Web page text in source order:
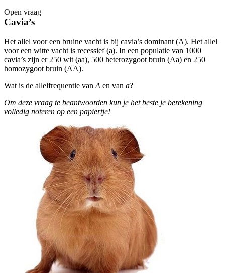
De uitleg gaat te langzaam
Open vraag
Cavia’s
Het allel voor een bruine vacht is bij cavia’s dominant (A). Het allel
voor een witte vacht is recessief (a). In een populatie van 1000
cavia’s zijn er 250 wit (aa), 500 heterozygoot bruin (Aa) en 250
homozygoot bruin (AA).
Wat is de allelfrequentie van A en van a?
Om deze vraag te beantwoorden kun je het beste je berekening
volledig noteren op een papiertje!